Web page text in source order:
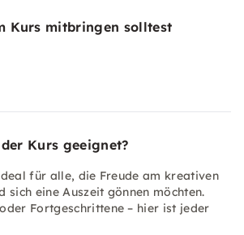
Kurs mitbringen solltest
Kurs geeignet?
für alle, die Freude am kreativen
sich eine Auszeit gönnen möchten.
Fortgeschrittene – hier ist jeder